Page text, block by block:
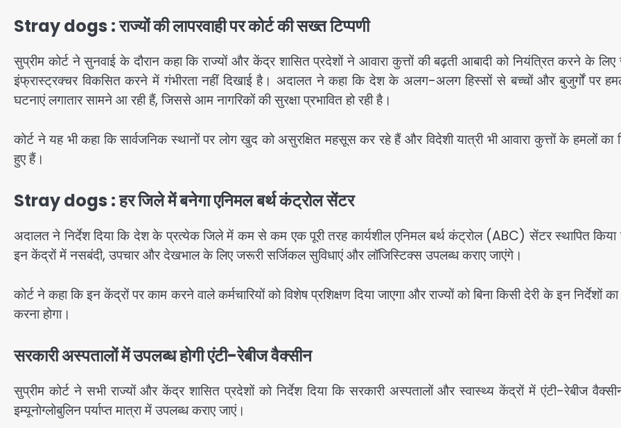
Stray dogs : राज्यों की लापरवाही पर कोर्ट की सख्त टिप्पणी
सुप्रीम कोर्ट ने सुनवाई के दौरान कहा कि राज्यों और केंद्र शासित प्रदेशों ने आवारा कुत्तों की बढ़ती आबादी को नियंत्रित करने के
इंफ्रास्ट्रक्चर विकसित करने में गंभीरता नहीं दिखाई है। अदालत ने कहा कि देश के अलग-अलग हिस्सों से बच्चों और बुजुर्गों पर
घटनाएं लगातार सामने आ रही हैं, जिससे आम नागरिकों की सुरक्षा प्रभावित हो रही है।
कोर्ट ने यह भी कहा कि सार्वजनिक स्थानों पर लोग खुद को असुरक्षित महसूस कर रहे हैं और विदेशी यात्री भी आवारा कुत्तों के हमलों का
हुए हैं।
Stray dogs : हर जिले में बनेगा एनिमल बर्थ कंट्रोल सेंटर
अदालत ने निर्देश दिया कि देश के प्रत्येक जिले में कम से कम एक पूरी तरह कार्यशील एनिमल बर्थ कंट्रोल (ABC) सेंटर स्थापित किया
इन केंद्रों में नसबंदी, उपचार और देखभाल के लिए जरूरी सर्जिकल सुविधाएं और लॉजिस्टिक्स उपलब्ध कराए जाएंगे।
कोर्ट ने कहा कि इन केंद्रों पर काम करने वाले कर्मचारियों को विशेष प्रशिक्षण दिया जाएगा और राज्यों को बिना किसी देरी के इन निर्देशों
करना होगा।
सरकारी अस्पतालों में उपलब्ध होगी एंटी-रेबीज वैक्सीन
सुप्रीम कोर्ट ने सभी राज्यों और केंद्र शासित प्रदेशों को निर्देश दिया कि सरकारी अस्पतालों और स्वास्थ्य केंद्रों में एंटी-रेबीज
इम्यूनोग्लोबुलिन पर्याप्त मात्रा में उपलब्ध कराए जाएं।